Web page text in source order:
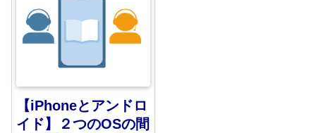
【iPhoneとアンドロ
イド】２つのOSの間